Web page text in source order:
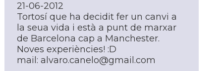
21-06-2012
Tortosí­ que ha decidit fer un canvi a
la seua vida i està a punt de marxar
de Barcelona cap a Manchester.
Noves experiències! :D
mail: alvaro.canelo@gmail.com